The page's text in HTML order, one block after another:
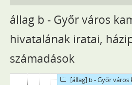
állag b - Győr város
hivatalának iratai,
számadások
[Fond] 1057 - Győr gazdasági
[Fond] 1058 - Győr város szegényekre és
[Fond] 1059 -
[Fond] 1063 - Győr város kamarási
[állag] b - Győr város kamarási